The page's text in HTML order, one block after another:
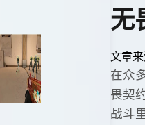
无
文章
在众
畏契
战斗